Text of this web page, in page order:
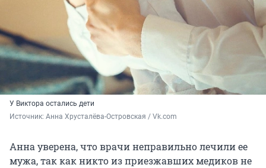
У Виктора остались дети
Источник: Анна Хрусталёва-Островская / Vk.com
Анна уверена, что врачи неправильно лечили ее
мужа, так как никто из приезжавших медиков не